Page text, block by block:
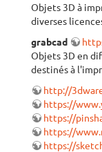
Objets 3D à
diverses
grabcad
Objets 3D en
destinés à
http://
https://
https://
https://
https://